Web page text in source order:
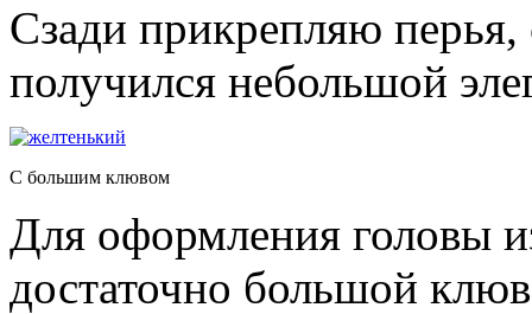
Сзади прикрепляю
получился небольшой
С большим клювом
Для оформления головы
достаточно большой